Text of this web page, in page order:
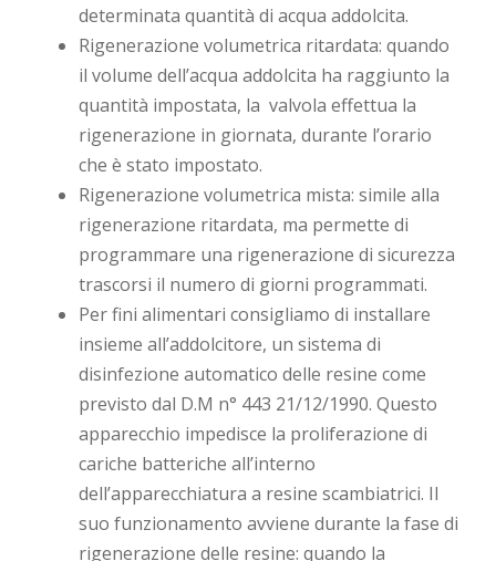
determinata quantità di acqua addolcita.
Rigenerazione volumetrica ritardata: quando
il volume dell’acqua addolcita ha raggiunto la
quantità impostata, la valvola effettua la
rigenerazione in giornata, durante l’orario
che è stato impostato.
Rigenerazione volumetrica mista: simile alla
rigenerazione ritardata, ma permette di
programmare una rigenerazione di sicurezza
trascorsi il numero di giorni programmati.
Per fini alimentari consigliamo di installare
insieme all’addolcitore, un sistema di
disinfezione automatico delle resine come
previsto dal D.M n° 443 21/12/1990. Questo
apparecchio impedisce la proliferazione di
cariche batteriche all’interno
dell’apparecchiatura a resine scambiatrici. Il
suo funzionamento avviene durante la fase di
rigenerazione delle resine: quando la